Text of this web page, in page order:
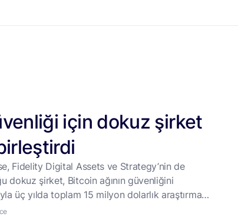
için dokuz şirket
Fidelity Digital Assets ve Strategy’nin de
dokuz şirket, Bitcoin ağının güvenliğini
üç yılda toplam 15 milyon dolarlık araştırma
açıkladı. Dokuz finans ve Bitcoin odaklı şirket, 23